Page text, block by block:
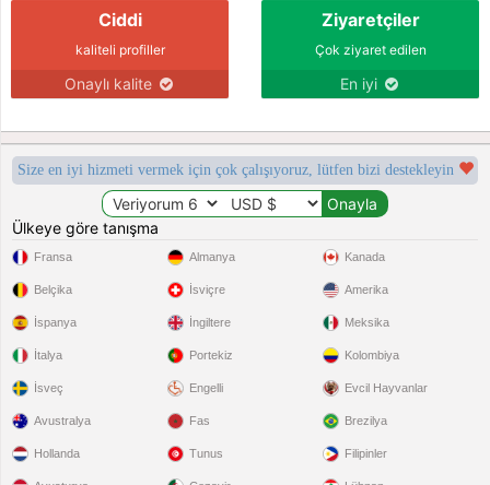
Ciddi
kaliteli profiller
Onaylı kalite
Ziyaretçiler
Çok ziyaret edilen
En iyi
Size en iyi hizmeti vermek için çok çalışıyoruz, lütfen bizi destekleyin
Ülkeye göre tanışma
Fransa
Belçika
İspanya
İtalya
İsveç
Almanya
İsviçre
İngiltere
Portekiz
Engelli
Kanada
Amerika
Meksika
Kolombiya
Evcil Hayvanlar
Avustralya
Hollanda
Fas
Tunus
Brezilya
Filipinler